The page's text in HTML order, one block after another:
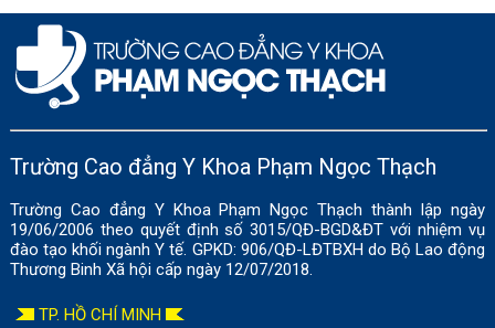
Trường Cao đẳng Y Khoa Phạm Ngọc Thạch
Trường Cao đẳng Y Khoa Phạm Ngọc Thạch thành lập ngày
19/06/2006 theo quyết định số 3015/QĐ-BGD&ĐT với nhiệm vụ
đào tạo khối ngành Y tế. GPKD: 906/QĐ-LĐTBXH do Bộ Lao động
Thương Binh Xã hội cấp ngày 12/07/2018.
TP. HỒ CHÍ MINH